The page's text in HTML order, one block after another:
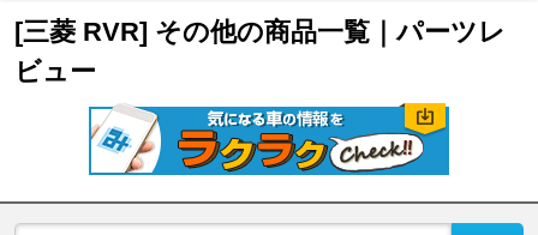
[三菱 RVR] その他の商品一覧｜パーツレ
ビュー